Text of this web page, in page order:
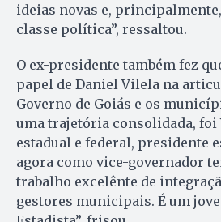
ideias novas e,
classe política”, ressaltou.
O ex-presidente também fez
papel de Daniel Vilela na
Governo de Goiás e os
uma trajetória consolidada, foi
estadual e federal, presidente
agora como vice-governador
trabalho excelênte de
gestores municipais. É um